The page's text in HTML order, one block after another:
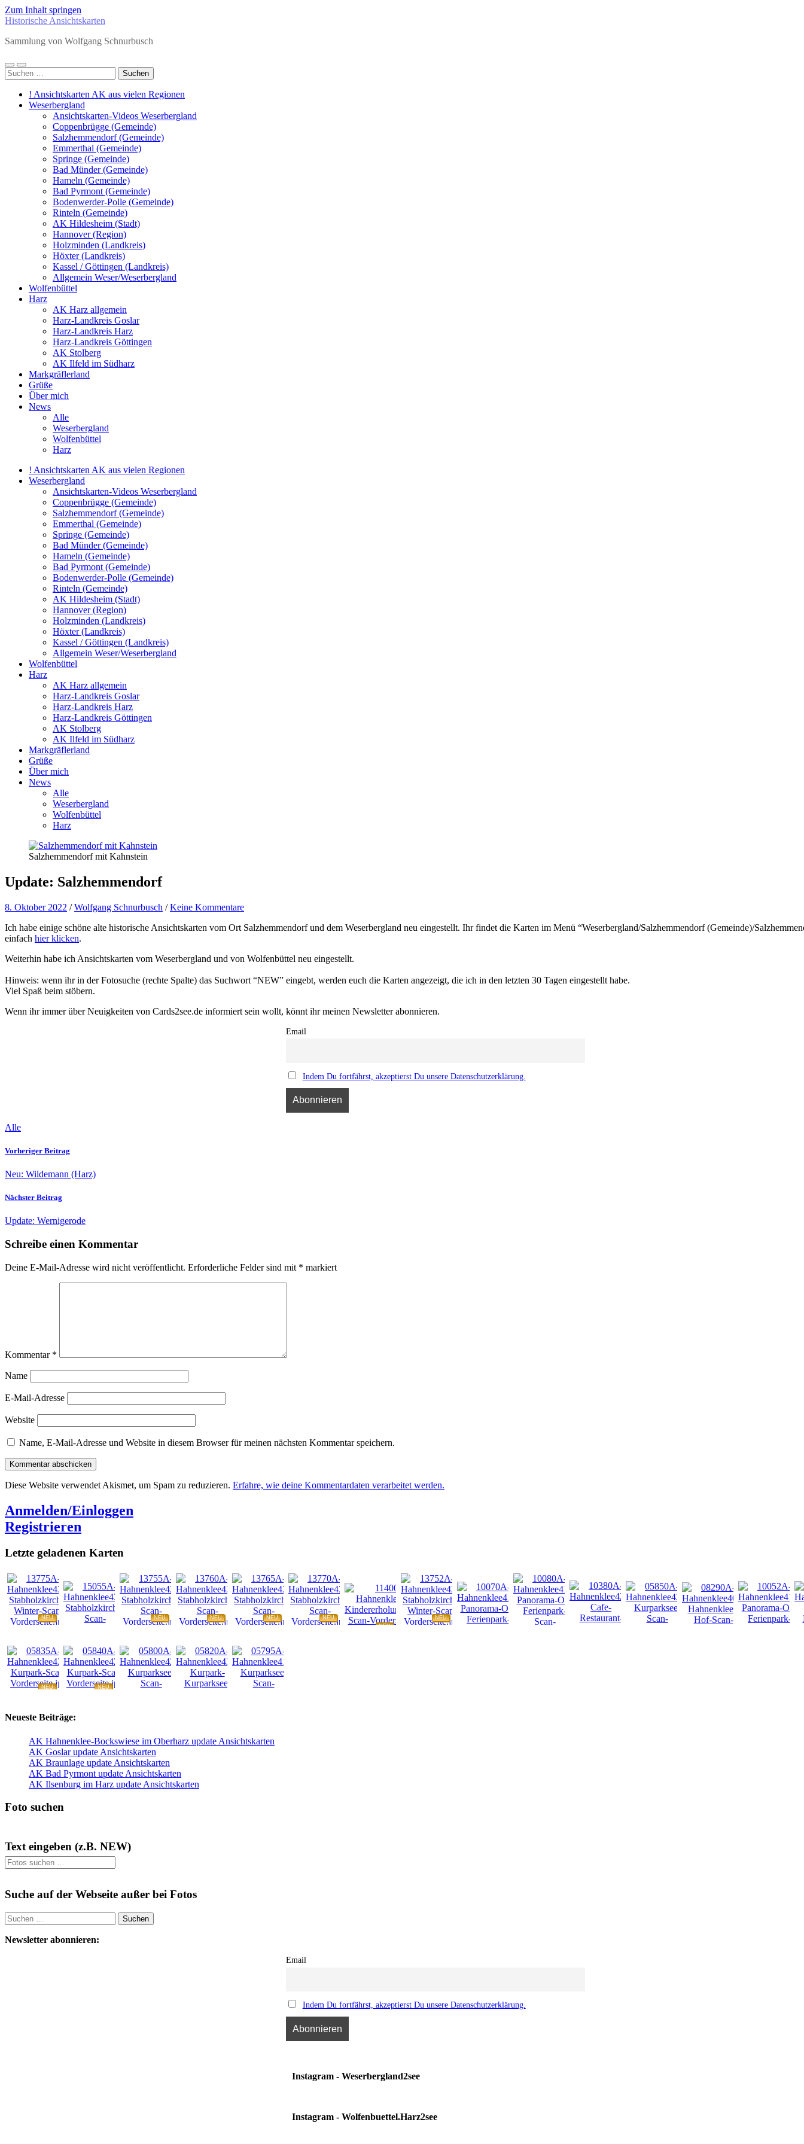
Zum Inhalt springen
Historische Ansichtskarten
Sammlung von Wolfgang Schnurbusch
Mobile-
Menü
Suchfeld
ein-/ausblenden
Suchen
nach:
! Ansichtskarten AK aus vielen Regionen
Weserbergland
Ansichtskarten-Videos Weserbergland
Coppenbrügge (Gemeinde)
Salzhemmendorf (Gemeinde)
Emmerthal (Gemeinde)
Springe (Gemeinde)
Bad Münder (Gemeinde)
Hameln (Gemeinde)
Bad Pyrmont (Gemeinde)
Bodenwerder-Polle (Gemeinde)
Rinteln (Gemeinde)
AK Hildesheim (Stadt)
Hannover (Region)
Holzminden (Landkreis)
Höxter (Landkreis)
Kassel / Göttingen (Landkreis)
Allgemein Weser/Weserbergland
Wolfenbüttel
Harz
AK Harz allgemein
Harz-Landkreis Goslar
Harz-Landkreis Harz
Harz-Landkreis Göttingen
AK Stolberg
AK Ilfeld im Südharz
Markgräflerland
Grüße
Über mich
News
Alle
Weserbergland
Wolfenbüttel
Harz
! Ansichtskarten AK aus vielen Regionen
Weserbergland
Ansichtskarten-Videos Weserbergland
Coppenbrügge (Gemeinde)
Salzhemmendorf (Gemeinde)
Emmerthal (Gemeinde)
Springe (Gemeinde)
Bad Münder (Gemeinde)
Hameln (Gemeinde)
Bad Pyrmont (Gemeinde)
Bodenwerder-Polle (Gemeinde)
Rinteln (Gemeinde)
AK Hildesheim (Stadt)
Hannover (Region)
Holzminden (Landkreis)
Höxter (Landkreis)
Kassel / Göttingen (Landkreis)
Allgemein Weser/Weserbergland
Wolfenbüttel
Harz
AK Harz allgemein
Harz-Landkreis Goslar
Harz-Landkreis Harz
Harz-Landkreis Göttingen
AK Stolberg
AK Ilfeld im Südharz
Markgräflerland
Grüße
Über mich
News
Alle
Weserbergland
Wolfenbüttel
Harz
Salzhemmendorf mit Kahnstein
Update: Salzhemmendorf
8. Oktober 2022 /Wolfgang Schnurbusch /Keine Kommentare
Ich habe einige schöne alte historische Ansichtskarten vom Ort Salzhemmendorf und dem Weserbergland neu eingestellt. Ihr findet die Karten im Menü “Weserbergland/Salzhemmendorf (Gemeinde)/
einfach hier klicken.
Weiterhin habe ich Ansichtskarten vom Weserbergland und von Wolfenbüttel neu eingestellt.
Hinweis: wenn ihr in der Fotosuche (rechte Spalte) das Suchwort “NEW” eingebt, werden euch die Karten angezeigt, die ich in den letzten 30 Tagen eingestellt habe.
Viel Spaß beim stöbern.
Wenn ihr immer über Neuigkeiten von Cards2see.de informiert sein wollt, könnt ihr meinen Newsletter abonnieren.
Email
Indem Du fortfährst, akzeptierst Du unsere Datenschutzerklärung.
Alle
Vorheriger Beitrag
Neu: Wildemann (Harz)
Nächster Beitrag
Update: Wernigerode
Schreibe einen Kommentar
Deine E-Mail-Adresse wird nicht veröffentlicht. Erforderliche Felder sind mit * markiert
Kommentar *
Name
E-Mail-Adresse
Website
Name, E-Mail-Adresse und Website in diesem Browser für meinen nächsten Kommentar speichern.
Diese Website verwendet Akismet, um Spam zu reduzieren. Erfahre, wie deine Kommentardaten verarbeitet werden.
Anmelden/Einloggen
Registrieren
Letzte geladenen Karten
NEU NEU NEU NEU
NEU
NEU
NEU
NEU
NEU
Neueste Beiträge:
AK Hahnenklee-Bockswiese im Oberharz update Ansichtskarten
AK Goslar update Ansichtskarten
AK Braunlage update Ansichtskarten
AK Bad Pyrmont update Ansichtskarten
AK Ilsenburg im Harz update Ansichtskarten
Foto suchen
Text eingeben (z.B. NEW)
Suche auf der Webseite außer bei Fotos
Suchen
nach:
Newsletter abonnieren:
Email
Indem Du fortfährst, akzeptierst Du unsere Datenschutzerklärung.
Instagram - Weserbergland2see
Instagram - Wolfenbuettel.Harz2see